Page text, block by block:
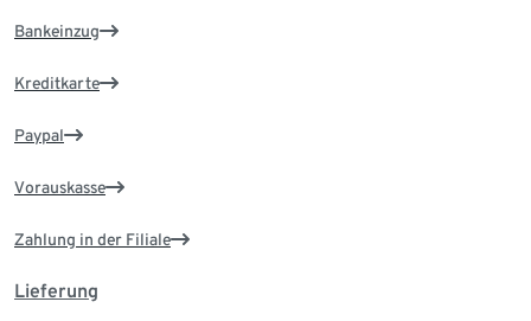
Bankeinzug
Kreditkarte
Paypal
Vorauskasse
Zahlung in der Filiale
Lieferung